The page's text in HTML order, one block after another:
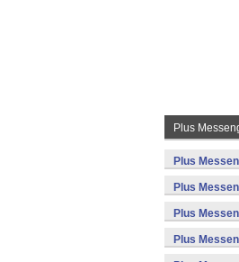
Plus
Plus
Plus
Plus
Plus